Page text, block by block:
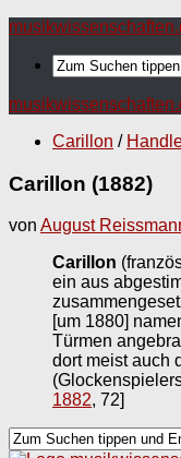
Carillon /
Carillon (1882)
von August
Carillon
ein aus
[um 1880]
Türmen
dort meist auch
1882, 72]